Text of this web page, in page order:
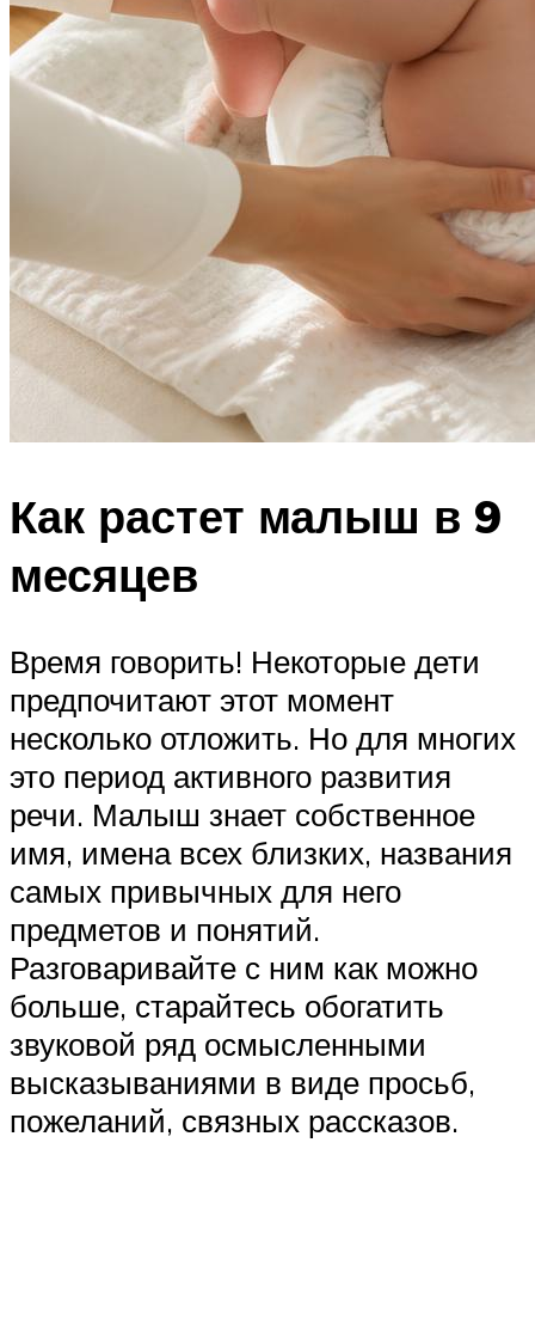
Как растет малыш в 9
месяцев
Время говорить! Некоторые дети
предпочитают этот момент
несколько отложить. Но для многих
это период активного развития
речи. Малыш знает собственное
имя, имена всех близких, названия
самых привычных для него
предметов и понятий.
Разговаривайте с ним как можно
больше, старайтесь обогатить
звуковой ряд осмысленными
высказываниями в виде просьб,
пожеланий, связных рассказов.